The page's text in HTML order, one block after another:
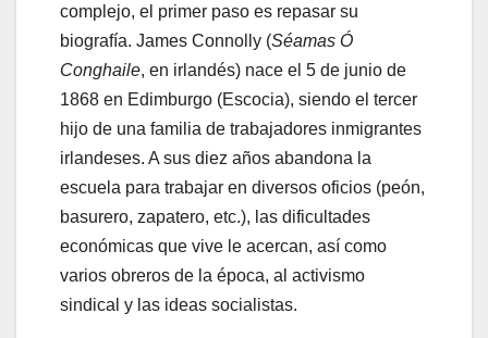
complejo, el primer paso es repasar su
biografía. James Connolly (Séamas Ó
Conghaile, en irlandés) nace el 5 de junio de
1868 en Edimburgo (Escocia), siendo el tercer
hijo de una familia de trabajadores inmigrantes
irlandeses. A sus diez años abandona la
escuela para trabajar en diversos oficios (peón,
basurero, zapatero, etc.), las dificultades
económicas que vive le acercan, así como
varios obreros de la época, al activismo
sindical y las ideas socialistas.